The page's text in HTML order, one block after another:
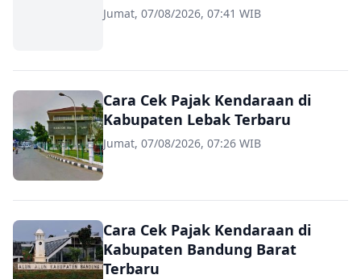
Jumat, 07/08/2026, 07:41 WIB
Cara Cek Pajak Kendaraan di
Kabupaten Lebak Terbaru
Jumat, 07/08/2026, 07:26 WIB
Cara Cek Pajak Kendaraan di
Kabupaten Bandung Barat
Terbaru